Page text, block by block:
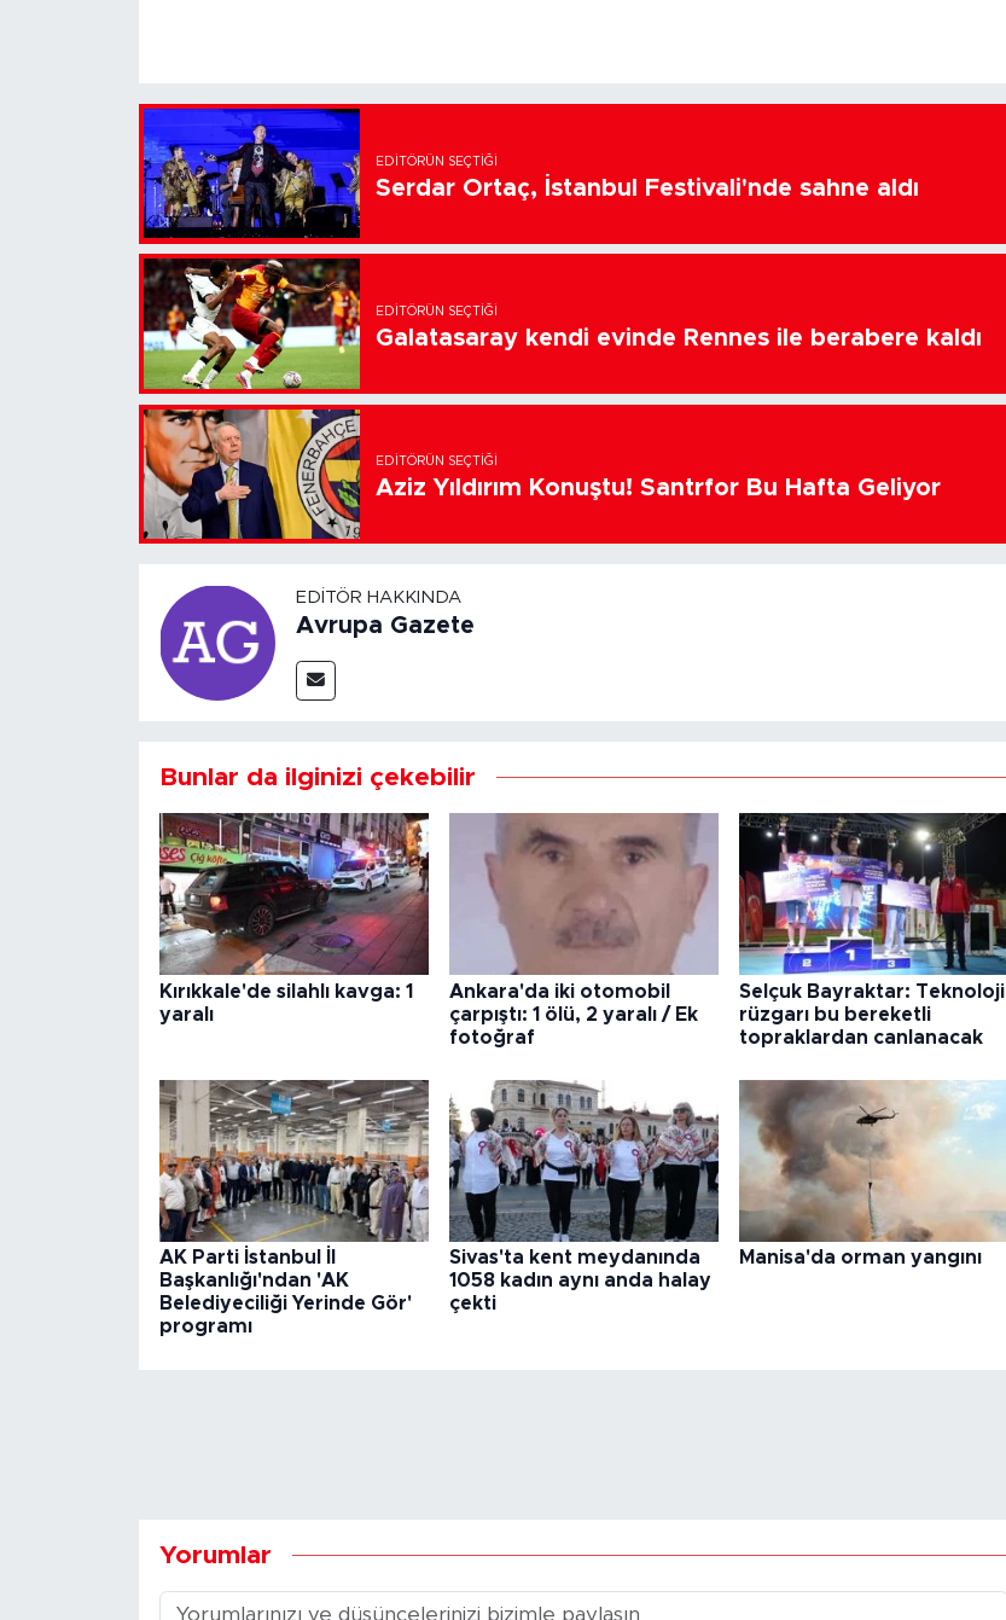
EDITÖRÜN SEÇTIĞI
Serdar Ortaç, İstanbul Festivali'nde sahne aldı
EDITÖRÜN SEÇTIĞI
Galatasaray kendi evinde Rennes ile berabere kaldı
EDITÖRÜN SEÇTIĞI
Aziz Yıldırım Konuştu! Santrfor Bu Hafta Geliyor
EDITÖR HAKKINDA
Avrupa Gazete
Bunlar da ilginizi çekebilir
Kırıkkale'de silahlı kavga: 1
yaralı
Ankara'da iki otomobil
çarpıştı: 1 ölü, 2 yaralı / Ek
fotoğraf
Selçuk Bayraktar: Teknoloji
rüzgarı bu bereketli
topraklardan canlanacak
AK Parti İstanbul İl
Başkanlığı'ndan 'AK
Belediyeciliği Yerinde Gör'
programı
Sivas'ta kent meydanında
1058 kadın aynı anda halay
çekti
Manisa'da orman yangını
Yorumlar